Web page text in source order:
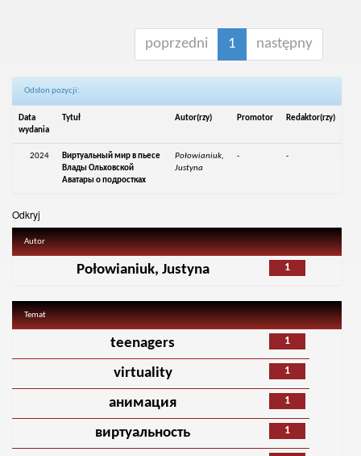
poprzedni 1 następny
Odsłon pozycji:
Data
wydania
Tytuł Autor(rzy) Promotor Redaktor(rzy)
2024
Виртуальный мир в пьесе
Влады Ольховской
Аватары о подростках
Połowianiuk,
Justyna
- -
Odkryj
Autor
1
Połowianiuk, Justyna
Temat
1
teenagers
1
virtuality
1
анимация
1
виртуальность